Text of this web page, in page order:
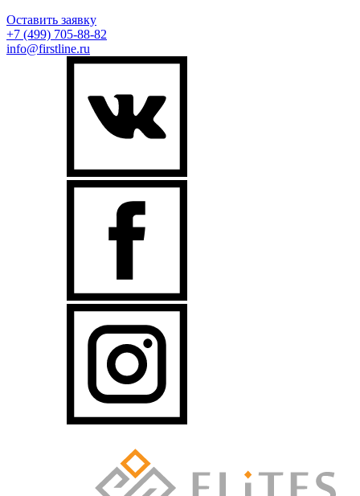
Оставить заявку
+7 (499) 705-88-82
info@firstline.ru